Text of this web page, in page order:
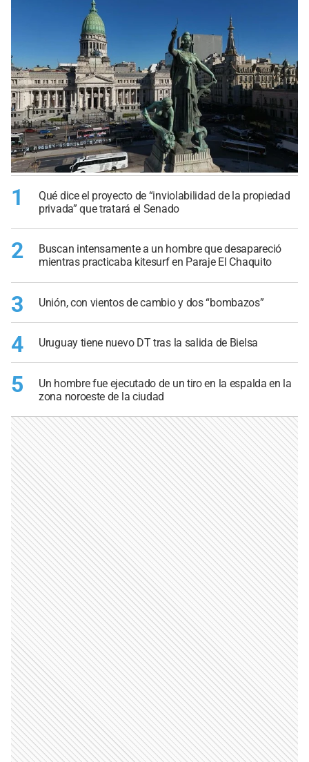
1
Qué dice el proyecto de “inviolabilidad de la propiedad
privada” que tratará el Senado
2
Buscan intensamente a un hombre que desapareció
mientras practicaba kitesurf en Paraje El Chaquito
3 Unión, con vientos de cambio y dos “bombazos”
4 Uruguay tiene nuevo DT tras la salida de Bielsa
5
Un hombre fue ejecutado de un tiro en la espalda en la
zona noroeste de la ciudad